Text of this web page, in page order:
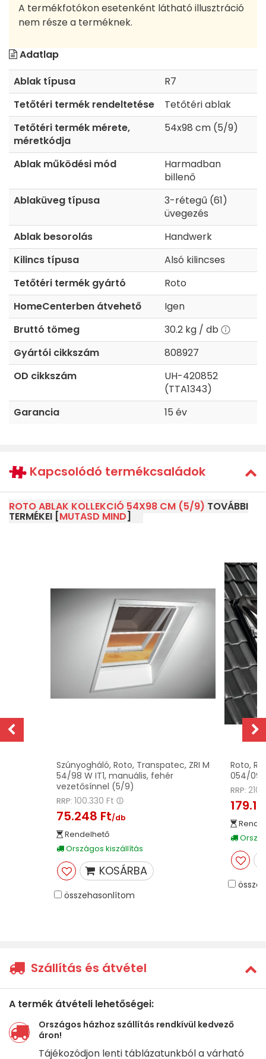
A termékfotókon esetenként látható illusztráció
nem része a terméknek.
Adatlap
Ablak típusa
R7
Tetőtéri termék rendeltetése
Tetőtéri ablak
Tetőtéri termék mérete,
méretkódja
54x98 cm (5/9)
Ablak működési mód
Harmadban
billenő
Ablaküveg típusa
3-rétegű (61)
üvegezés
Ablak besorolás
Handwerk
Kilincs típusa
Alsó kilincses
Tetőtéri termék gyártó
Roto
HomeCenterben átvehető
Igen
Bruttó tömeg
30.2 kg / db
Gyártói cikkszám
808927
OD cikkszám
UH-420852
(TTA1343)
Garancia
15 év
Kapcsolódó termékcsaládok
ROTO ABLAK KOLLEKCIÓ 54X98 CM (5/9) TOVÁBBI
TERMÉKEI [MUTASD MIND]
Szúnyogháló, Roto, Transpatec, ZRI M
54/98 W IT1, manuális, fehér
vezetősínnel (5/9)
RRP: 100.330 Ft
75.248 Ft/db
Rendelhető
Országos kiszállítás
KOSÁRBA
összehasonlítom
Roto,
054/
RRP:
Szállítás és átvétel
A termék átvételi lehetőségei:
Országos házhoz szállítás rendkívül kedvező
áron!
Tájékozódjon lenti táblázatunkból a várható